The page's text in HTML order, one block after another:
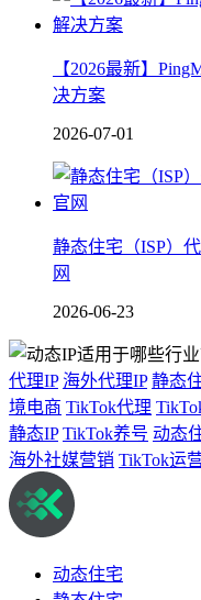
【2026最新】
决方案
2026-07-01
静态住宅（ISP）
网
2026-06-23
代理IP 海外代理IP 静态
境电商 TikTok代理
静态IP TikTok养号 动态
海外社媒营销 TikTok运
动态住宅